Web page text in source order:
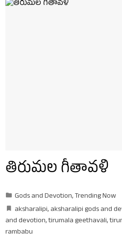
తిరుమల గీతావళి
Gods and Devotion,Trending Now
aksharalipi, aksharalipi gods and
and devotion,tirumala geethavali,
rambabu